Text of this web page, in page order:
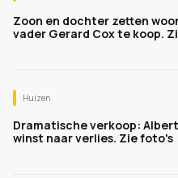
Zoon en dochter zetten
vader Gerard Cox te koop.
Huizen
Dramatische verkoop:
winst naar verlies. Zie foto's